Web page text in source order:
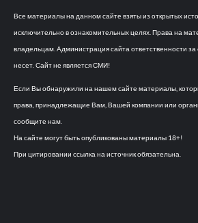
Все материалы на данном сайте взяты из открытых
исключительно в ознакомительных целях. Права на
владельцам. Администрация сайта ответственности
несет. Сайт не является СМИ!
Если Вы обнаружили на нашем сайте материалы,
права, принадлежащие Вам, Вашей компании или
сообщите нам.
На сайте могут быть опубликованы материалы 18+!
При цитировании ссылка на источник обязательна.